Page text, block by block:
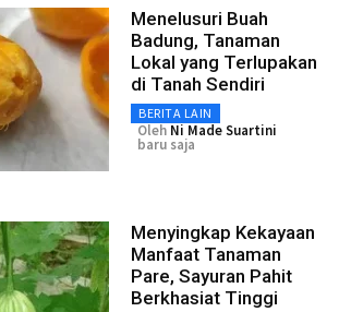
Menelusuri Buah
Badung, Tanaman
Lokal yang Terlupakan
di Tanah Sendiri
BERITA LAIN
Oleh Ni Made Suartini
baru saja
Menyingkap Kekayaan
Manfaat Tanaman
Pare, Sayuran Pahit
Berkhasiat Tinggi